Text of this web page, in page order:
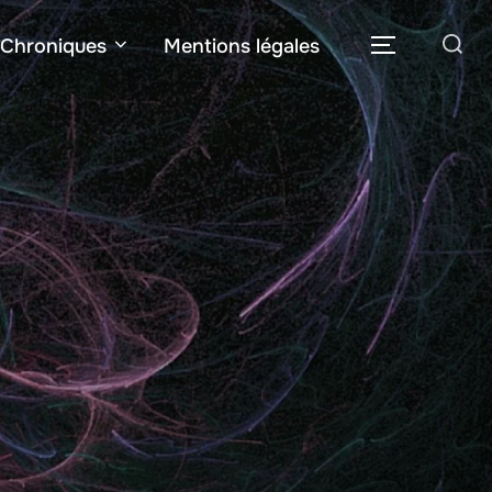
Chroniques Mentions légales Rechercher :